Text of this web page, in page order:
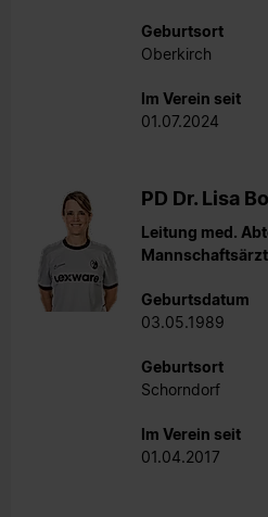
Geburtsort
Oberkirch
Im Verein seit
01.07.2024
PD Dr. Lisa
Leitung med.
Geburtsdatum
03.05.1989
Geburtsort
Schorndorf
Im Verein seit
01.04.2017